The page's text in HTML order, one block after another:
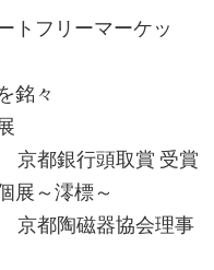
フリーマーケッ
銘々
都銀行頭取賞 受賞
展～澪標～
都陶磁器協会理事